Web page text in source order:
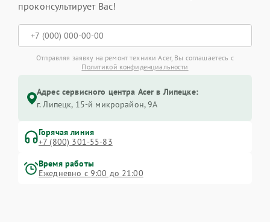
проконсультирует Вас!
Отправляя заявку на ремонт техники Acer, Вы соглашаетесь с
Политикой конфиденциальности
Адрес сервисного центра Acer в Липецке:
г. Липецк, 15-й микрорайон, 9А
Горячая линия
+7 (800) 301-55-83
Время работы
Ежедневно с 9:00 до 21:00